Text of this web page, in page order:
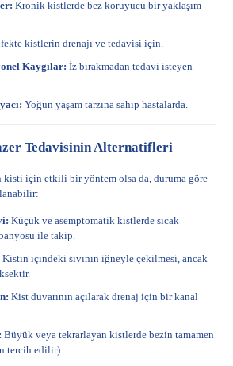
Kronik kistlerde bez koruyucu bir yaklaşım
kistlerin drenajı ve tedavisi için.
Kaygılar: İz bırakmadan tedavi isteyen
Yoğun yaşam tarzına sahip hastalarda.
Tedavisinin Alternatifleri
kisti için etkili bir yöntem olsa da, duruma göre
Küçük ve asemptomatik kistlerde sıcak
ile takip.
Kistin içindeki sıvının iğneyle çekilmesi, ancak
Kist duvarının açılarak drenaj için bir kanal
Büyük veya tekrarlayan kistlerde bezin tamamen
tercih edilir).